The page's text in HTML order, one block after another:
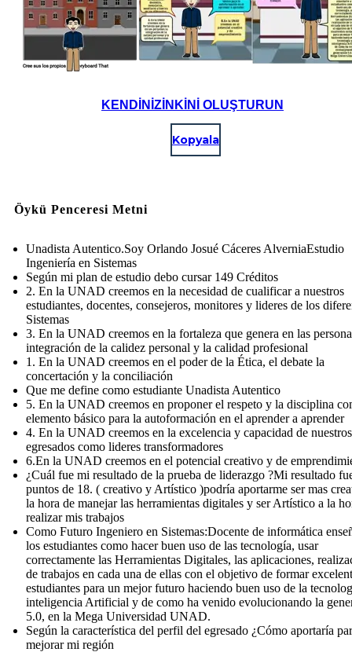
KENDINIZINKINI OLUŞTURUN
Kopyala
Öykü Penceresi Metni
Unadista Autentico.Soy Orlando Josué Cáceres AlverniaEstudio
Ingeniería en Sistemas
Según mi plan de estudio debo cursar 149 Créditos
2. En la UNAD creemos en la necesidad de cualificar a nuestros
estudiantes, docentes, consejeros, monitores y lideres de los
Sistemas
3. En la UNAD creemos en la fortaleza que genera en las
integración de la calidez personal y la calidad profesional
1. En la UNAD creemos en el poder de la Ética, el debate la
concertación y la conciliación
Que me define como estudiante Unadista Autentico
5. En la UNAD creemos en proponer el respeto y la disciplina
elemento básico para la autoformación en el aprender a aprender
4. En la UNAD creemos en la excelencia y capacidad de nuestros
egresados como lideres transformadores
6.En la UNAD creemos en el potencial creativo y de
¿Cuál fue mi resultado de la prueba de liderazgo ?Mi resultado
puntos de 18. ( creativo y Artístico )podría aportarme ser mas
la hora de manejar las herramientas digitales y ser Artístico a la
realizar mis trabajos
Como Futuro Ingeniero en Sistemas:Docente de informática
los estudiantes como hacer buen uso de las tecnología, usar
correctamente las Herramientas Digitales, las aplicaciones,
de trabajos en cada una de ellas con el objetivo de formar
estudiantes para un mejor futuro haciendo buen uso de la
inteligencia Artificial y de como ha venido evolucionando la
5.0, en la Mega Universidad UNAD.
Según la característica del perfil del egresado ¿Cómo aportaría
mejorar mi región